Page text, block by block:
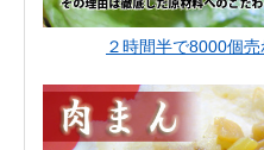
２時間半で8000個